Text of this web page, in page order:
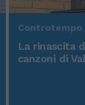
Controtempo
La rinascita
canzoni di